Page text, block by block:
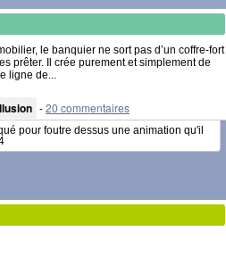
le banquier ne sort pas d’un coffre-fort
prêter. Il crée purement et simplement de
ligne de...
-20 commentaires
pour foutre dessus une animation qu'il